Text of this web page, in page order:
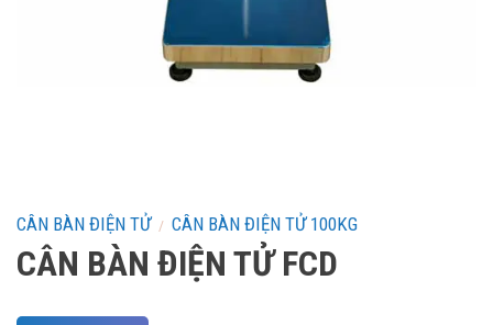
CÂN BÀN ĐIỆN TỬ / CÂN BÀN ĐIỆN TỬ 100KG
CÂN BÀN ĐIỆN TỬ FCD